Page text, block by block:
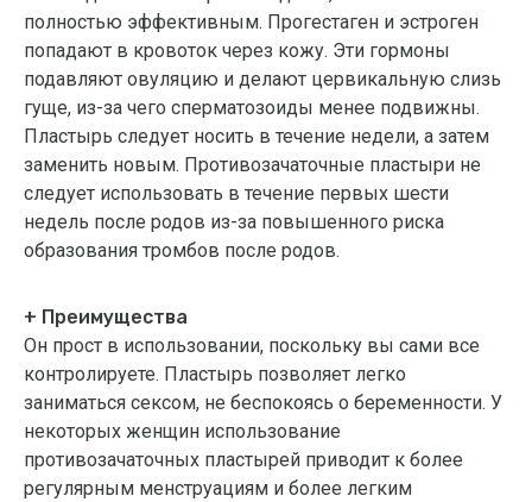
полностью эффективным. Прогестаген и эстроген
попадают в кровоток через кожу. Эти гормоны
подавляют овуляцию и делают цервикальную слизь
гуще, из-за чего сперматозоиды менее подвижны.
Пластырь следует носить в течение недели, а затем
заменить новым. Противозачаточные пластыри не
следует использовать в течение первых шести
недель после родов из-за повышенного риска
образования тромбов после родов.
+ Преимущества
Он прост в использовании, поскольку вы сами все
контролируете. Пластырь позволяет легко
заниматься сексом, не беспокоясь о беременности. У
некоторых женщин использование
противозачаточных пластырей приводит к более
регулярным менструациям и более легким